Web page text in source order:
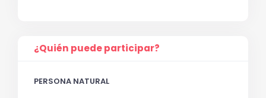
¿Quién puede participar?
PERSONA NATURAL